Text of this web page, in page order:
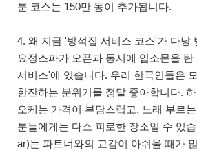
분 코스는 150만 동이 추가됩니다.
4. 왜 지금 '방석집 서비스 코스'가 다낭
요정스파가 오픈과 동시에 입소문을
서비스'에 있습니다. 우리 한국인들은
한잔하는 분위기를 정말 좋아합니다.
오케는 가격이 부담스럽고, 노래 부르
분들에게는 다소 피로한 장소일 수 있
ar)는 파트너와의 교감이 아쉬울 때가